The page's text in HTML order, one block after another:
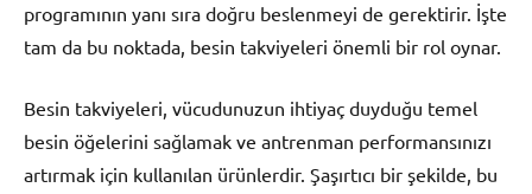
programının yanı sıra doğru beslenmeyi de gerektirir. İşte
tam da bu noktada, besin takviyeleri önemli bir rol oynar.
Besin takviyeleri, vücudunuzun ihtiyaç duyduğu temel
besin öğelerini sağlamak ve antrenman performansınızı
artırmak için kullanılan ürünlerdir. Şaşırtıcı bir şekilde, bu